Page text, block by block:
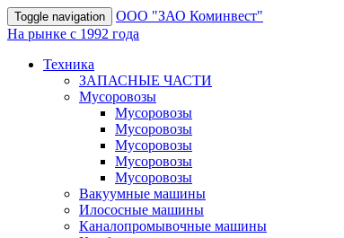
Toggle navigation
OOO "ЗАО Коминвест"
На рынке с 1992 года
Техника
ЗАПАСНЫЕ ЧАСТИ
Мусоровозы
Мусоровозы
Мусоровозы
Мусоровозы
Мусоровозы
Мусоровозы
Вакуумные машины
Илососные машины
Каналопромывочные машины